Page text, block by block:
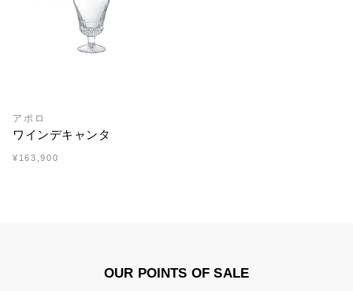
アポロ
ワインデキャンタ
¥163,900
OUR POINTS OF SALE